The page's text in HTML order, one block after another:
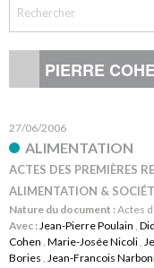
PIERRE
27/06/2006
ALIMENTATION
ACTES DES PREMIÈRES
ALIMENTATION &
Nature du document :Actes
Avec :Jean-Pierre Poulain ,
Cohen , Marie-Josée Nicoli ,
Bories , Jean-Francois